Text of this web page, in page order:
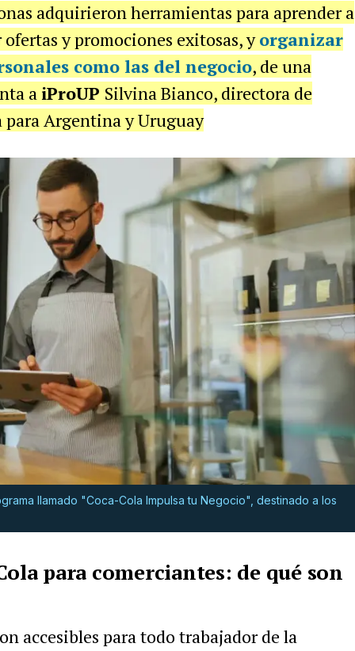
adquirieron herramientas para aprender a
y promociones exitosas, yorganizar
como las del negocio, de una
a iProUP Silvina Bianco, directora de
para Argentina y Uruguay
llamado "Coca-Cola Impulsa tu Negocio", destinado a los
para comerciantes: de qué son
accesibles para todo trabajador de la